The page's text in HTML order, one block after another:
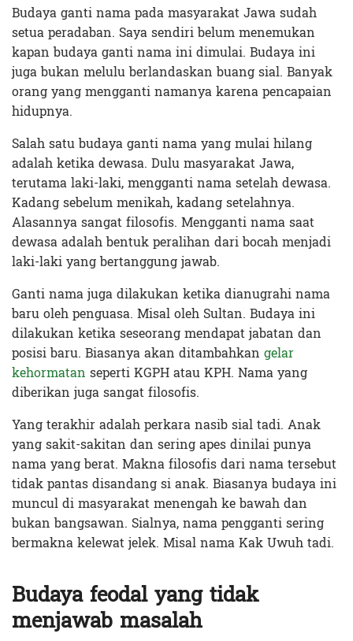
Budaya ganti nama pada masyarakat Jawa sudah
setua peradaban. Saya sendiri belum menemukan
kapan budaya ganti nama ini dimulai. Budaya ini
juga bukan melulu berlandaskan buang sial. Banyak
orang yang mengganti namanya karena pencapaian
hidupnya.
Salah satu budaya ganti nama yang mulai hilang
adalah ketika dewasa. Dulu masyarakat Jawa,
terutama laki-laki, mengganti nama setelah dewasa.
Kadang sebelum menikah, kadang setelahnya.
Alasannya sangat filosofis. Mengganti nama saat
dewasa adalah bentuk peralihan dari bocah menjadi
laki-laki yang bertanggung jawab.
Ganti nama juga dilakukan ketika dianugrahi nama
baru oleh penguasa. Misal oleh Sultan. Budaya ini
dilakukan ketika seseorang mendapat jabatan dan
posisi baru. Biasanya akan ditambahkan gelar
kehormatan seperti KGPH atau KPH. Nama yang
diberikan juga sangat filosofis.
Yang terakhir adalah perkara nasib sial tadi. Anak
yang sakit-sakitan dan sering apes dinilai punya
nama yang berat. Makna filosofis dari nama tersebut
tidak pantas disandang si anak. Biasanya budaya ini
muncul di masyarakat menengah ke bawah dan
bukan bangsawan. Sialnya, nama pengganti sering
bermakna kelewat jelek. Misal nama Kak Uwuh tadi.
Budaya feodal yang tidak
menjawab masalah